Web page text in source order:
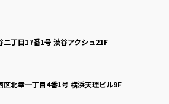
二丁目17番1号 渋谷アクシュ21F
北幸一丁目4番1号 横浜天理ビル9F